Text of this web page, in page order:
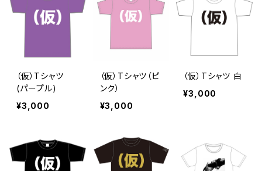
（仮）Tシャツ
(パープル)
¥3,000
（仮）Tシャツ（ピ
ンク）
¥3,000
（仮）Tシャツ 白
¥3,000